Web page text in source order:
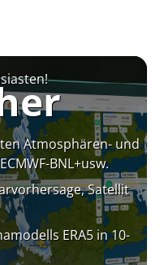
Atmosphären- und
BNL+usw.
Satellit
ERA5 in 10-